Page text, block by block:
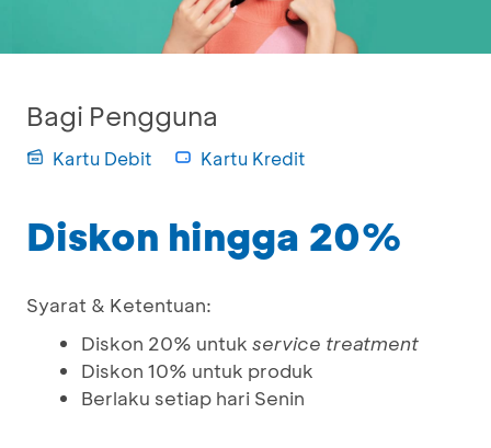
Bagi Pengguna
Kartu Debit Kartu Kredit
Diskon hingga 20%
Syarat & Ketentuan:
Diskon 20% untuk service treatment
Diskon 10% untuk produk
Berlaku setiap hari Senin